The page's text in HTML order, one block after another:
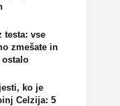
testa: vse
zmešate in
ostalo
ko je
Celzija: 5